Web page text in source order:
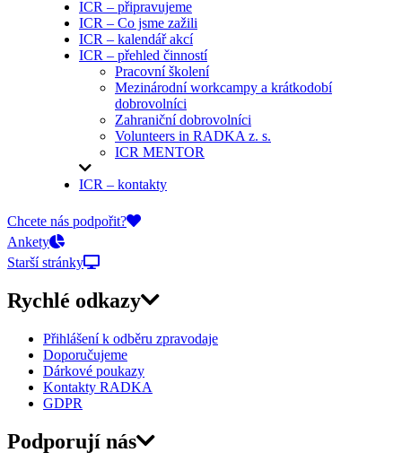
ICR – připravujeme
ICR – Co jsme zažili
ICR – kalendář akcí
ICR – přehled činností
Pracovní školení
Mezinárodní workcampy a krátkodobí
dobrovolníci
Zahraniční dobrovolníci
Volunteers in RADKA z. s.
ICR MENTOR
ICR – kontakty
On-line přihlášky
Chcete nás podpořit?
Ankety
Starší stránky
Rychlé odkazy
Přihlášení k odběru zpravodaje
Doporučujeme
Dárkové poukazy
Kontakty RADKA
GDPR
Podporují nás